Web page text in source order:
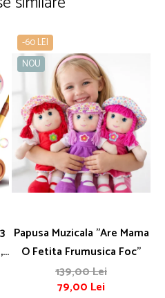
-60 LEI
NOU
Papusa Muzicala "Are Mama
O Fetita Frumusica Foc"
139,00 Lei
79,00 Lei